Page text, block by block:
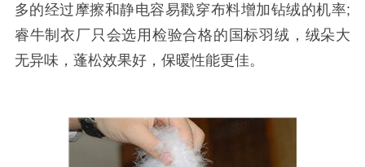
多的经过摩擦和静电容易戳穿布料增加钻绒的机率;
睿牛制衣厂只会选用检验合格的国标羽绒，绒朵大
无异味，蓬松效果好，保暖性能更佳。